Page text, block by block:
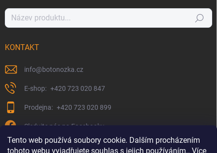
Tento web používá soubory cookie. Dalším procházením
tohoto webu vyjadřujete souhlas s jejich používáním.. Více
Hledat
KONTAKT
info@botonozka.cz
+420 723 020 847
+420 723 020 899
Sledujte nás na Facebooku